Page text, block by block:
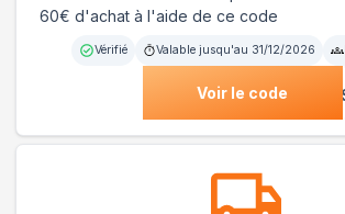
60€ d'achat à l'aide de ce code
Vérifié Valable jusqu'au 31/12/2026
Voir le code